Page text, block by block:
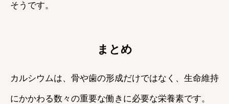
そうです。
まとめ
カルシウムは、骨や歯の形成だけではなく、生命維持
にかかわる数々の重要な働きに必要な栄養素です。